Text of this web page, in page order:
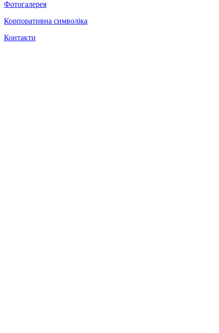
Фотогалерея
Корпоративна символіка
Контакти